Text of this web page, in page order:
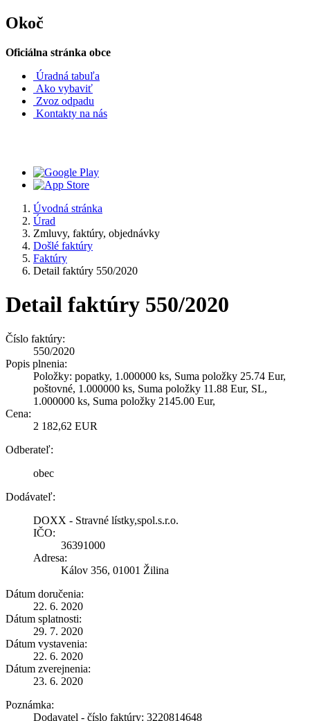
Okoč
Oficiálna stránka obce
Úradná tabuľa
Ako vybaviť
Zvoz odpadu
Kontakty na nás
Úvodná stránka
Úrad
Zmluvy, faktúry, objednávky
Došlé faktúry
Faktúry
Detail faktúry 550/2020
Detail faktúry 550/2020
Číslo faktúry:
550/2020
Popis plnenia:
Položky: popatky, 1.000000 ks, Suma položky 25.74 Eur,
poštovné, 1.000000 ks, Suma položky 11.88 Eur, SL,
1.000000 ks, Suma položky 2145.00 Eur,
Cena:
2 182,62 EUR
Odberateľ:
obec
Dodávateľ:
DOXX - Stravné lístky,spol.s.r.o.
IČO:
36391000
Adresa:
Kálov 356, 01001 Žilina
Dátum doručenia:
22. 6. 2020
Dátum splatnosti:
29. 7. 2020
Dátum vystavenia:
22. 6. 2020
Dátum zverejnenia:
23. 6. 2020
Poznámka:
Dodavatel - číslo faktúry: 3220814648